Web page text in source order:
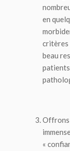
en
critères
beau
Offrons
«